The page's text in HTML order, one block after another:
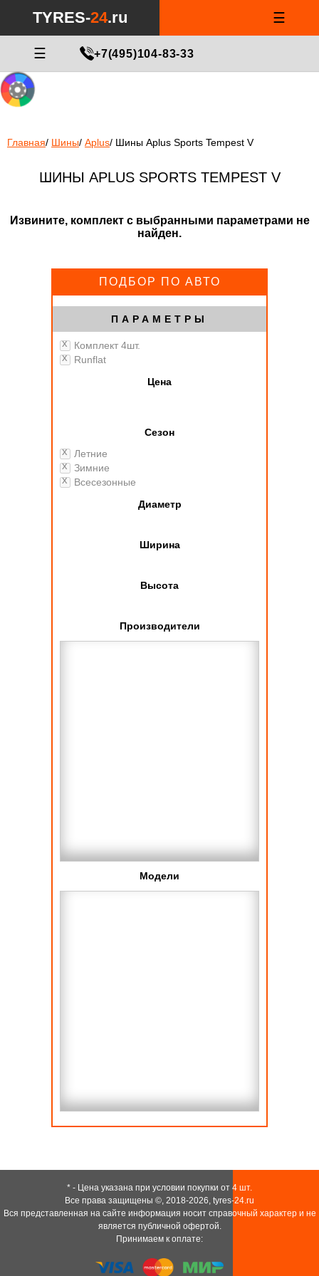
24.ru/html/catalog/controller/product/shinydiski.php
on line
TYRES-24.ru ☰
☰ +7(495)104-83-33
Главная/ Шины/ Aplus/ Шины Aplus Sports Tempest V
ШИНЫ APLUS SPORTS TEMPEST V
Извините, комплект с выбранными параметрами не
найден.
ПОДБОР ПО АВТО
ПАРАМЕТРЫ
Комплект 4шт.
Runflat
Цена
Сезон
Летние
Зимние
Всесезонные
Диаметр
Ширина
Высота
Производители
Модели
* - Цена указана при условии покупки от 4 шт.
Все права защищены ©, 2018-2026, tyres-24.ru
Вся представленная на сайте информация носит справочный характер и не
является публичной офертой.
Принимаем к оплате: